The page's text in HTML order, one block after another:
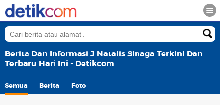
Berita Dan Informasi J Natalis Sinaga Terkini Dan
Terbaru Hari Ini - Detikcom
Semua Berita Foto